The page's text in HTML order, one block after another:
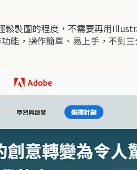
製圖的程度，不需要再用
能，操作簡單、易上手，不到